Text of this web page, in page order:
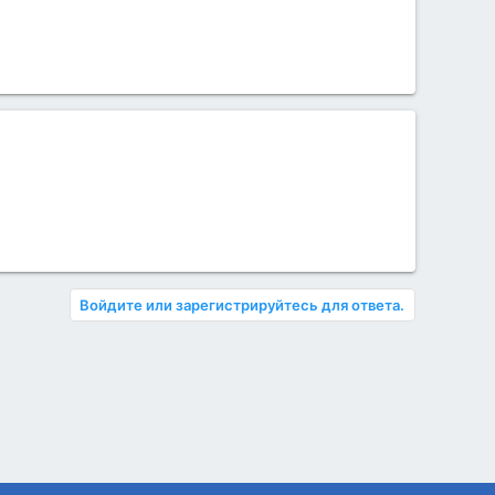
Войдите или зарегистрируйтесь для ответа.